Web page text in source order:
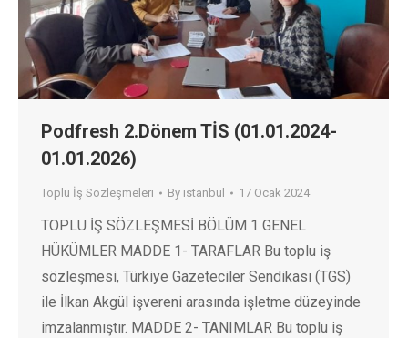
Podfresh 2.Dönem TİS (01.01.2024-
01.01.2026)
Toplu İş Sözleşmeleri By istanbul 17 Ocak 2024
TOPLU İŞ SÖZLEŞMESİ BÖLÜM 1 GENEL
HÜKÜMLER MADDE 1- TARAFLAR Bu toplu iş
sözleşmesi, Türkiye Gazeteciler Sendikası (TGS)
ile İlkan Akgül işvereni arasında işletme düzeyinde
imzalanmıştır. MADDE 2- TANIMLAR Bu toplu iş